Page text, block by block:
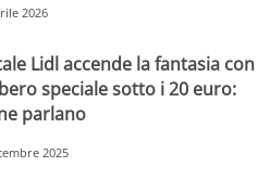
2026
Lidl accende la fantasia con
speciale sotto i 20 euro:
parlano
2025